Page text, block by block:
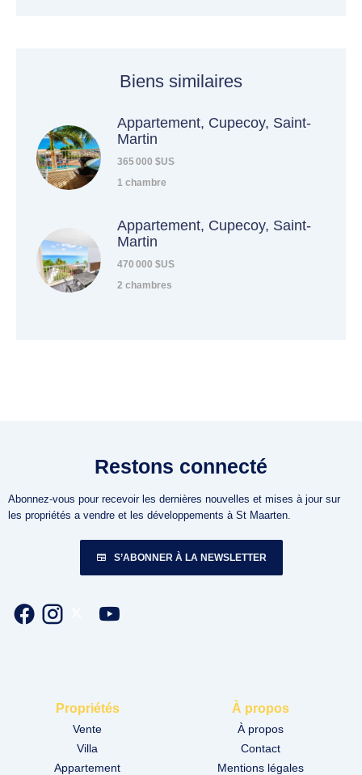
Biens similaires
Appartement, Cupecoy, Saint-
Martin
365 000 $US
1 chambre
Appartement, Cupecoy, Saint-
Martin
470 000 $US
2 chambres
Restons connecté
Abonnez-vous pour recevoir les dernières nouvelles et mises à jour sur
les propriétés a vendre et les développements à St Maarten.
S’ABONNER À LA NEWSLETTER
Propriétés
Vente
Villa
Appartement
À propos
À propos
Contact
Mentions légales